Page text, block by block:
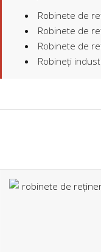
Robinete de
Robinete de
Robinete de
Robineți
Cu peste 30 de ani de
flanse, ne-am
internă, cât și pe cea
Spania